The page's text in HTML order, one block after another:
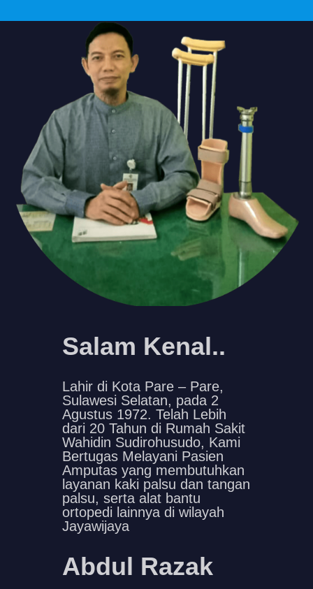
Salam Kenal..
Lahir di Kota Pare – Pare,
Sulawesi Selatan, pada 2
Agustus 1972. Telah Lebih
dari 20 Tahun di Rumah Sakit
Wahidin Sudirohusudo, Kami
Bertugas Melayani Pasien
Amputas yang membutuhkan
layanan kaki palsu dan tangan
palsu, serta alat bantu
ortopedi lainnya di wilayah
Jayawijaya
Abdul Razak